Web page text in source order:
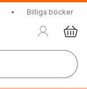
• Billiga böcker